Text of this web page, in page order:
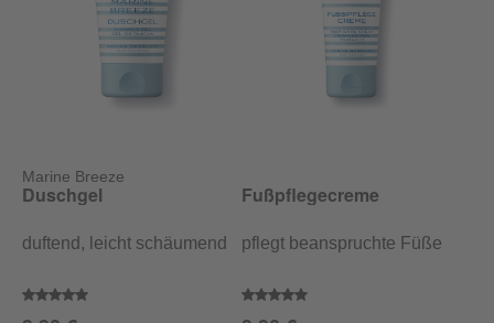
Marine Breeze
Durchschnittliche Bewertung von 5 von 5 Sternen
Duschgel
duftend, leicht schäumend
Durchschnittliche Bewertung
Fußpflegecreme
pflegt beanspruchte Füße